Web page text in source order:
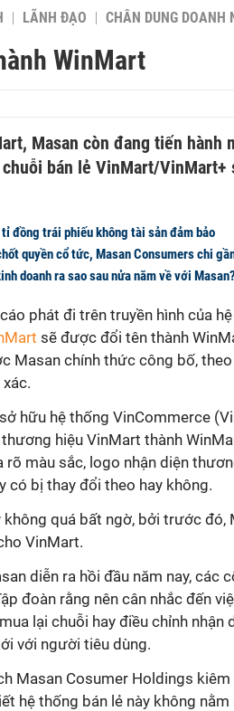
LÃNH ĐẠO CHÂN DUNG DOANH
WinMart
Masan còn đang tiến hành
bán lẻ VinMart/VinMart+
đồng trái phiếu không tài sản đảm bảo
quyền cổ tức, Masan Consumers chi
doanh ra sao sau nửa năm về với Masan?
phát đi trên truyền hình của
sẽ được đổi tên thành
Masan chính thức công bố,
hữu hệ thống VinCommerce
hiệu VinMart thành
rõ màu sắc, logo nhận diện
có bị thay đổi theo hay không.
quá bất ngờ, bởi trước đó,
VinMart.
diễn ra hồi đầu năm nay, các
đoàn rằng nên cân nhắc đến
lại chuỗi hay điều chỉnh nhận
với người tiêu dùng.
Masan Cosumer Holdings kiêm
hệ thống bán lẻ này không